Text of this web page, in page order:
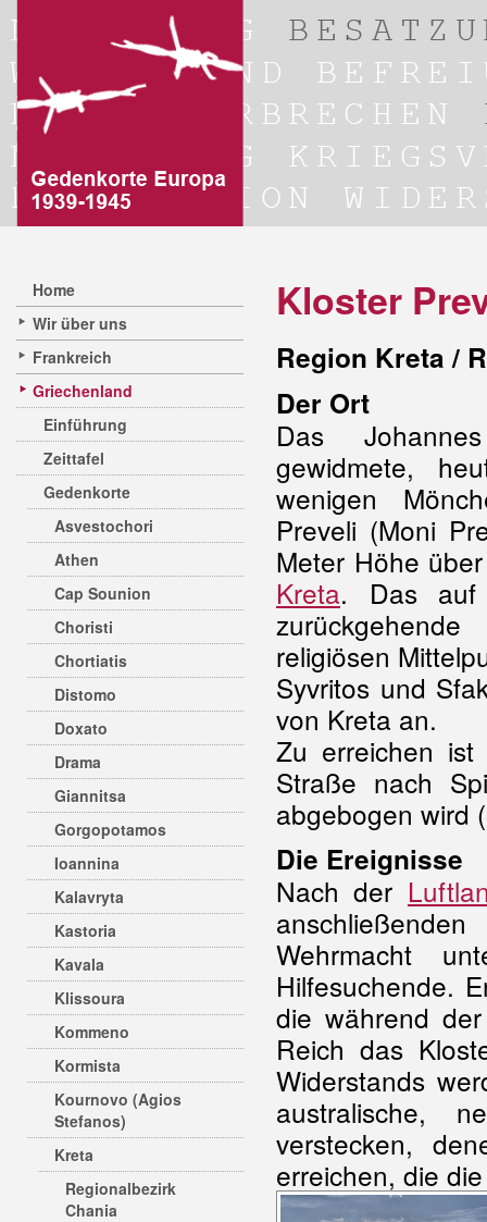
Home
Wir über uns
Frankreich
Griechenland
Einführung
Zeittafel
Gedenkorte
Asvestochori
Athen
Cap Sounion
Choristi
Chortiatis
Distomo
Doxato
Drama
Giannitsa
Gorgopotamos
Ioannina
Kalavryta
Kastoria
Kavala
Klissoura
Kommeno
Kormista
Kournovo (Agios
Stefanos)
Kreta
Regionalbezirk
Chania
Kloster
Region Kreta /
Der Ort
Das
gewidmete,
wenigen
Preveli (Moni
Meter Höhe
Kreta. Das auf
religiösen
Syvritos und
von Kreta an.
Zu erreichen
Straße nach
abgebogen wird
Die Ereignisse
Nach der
Wehrmacht
Hilfesuchende.
die während
Reich das
Widerstands
australische,
verstecken,
erreichen, die